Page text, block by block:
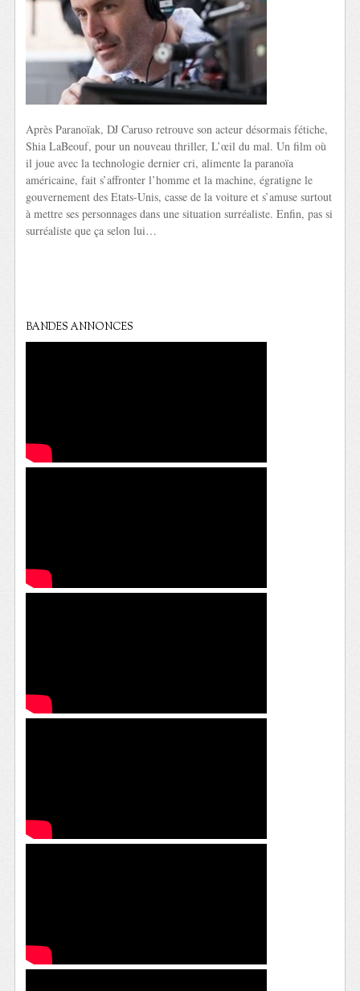
Après Paranoïak, DJ Caruso retrouve son acteur désormais fétiche,
Shia LaBeouf, pour un nouveau thriller, L’œil du mal. Un film où
il joue avec la technologie dernier cri, alimente la paranoïa
américaine, fait s’affronter l’homme et la machine, égratigne le
gouvernement des Etats-Unis, casse de la voiture et s’amuse surtout
à mettre ses personnages dans une situation surréaliste. Enfin, pas si
surréaliste que ça selon lui…
BANDES ANNONCES